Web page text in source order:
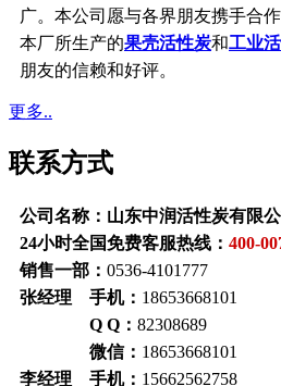
广。本公司愿与各界朋友携手合
本厂所生产的果壳活性炭和工业
朋友的信赖和好评。
更多..
联系方式
公司名称：山东中润活性炭有限公
24小时全国免费客服热线： 400-
销售一部： 0536-4101777
张经理 手机： 18653668101
Q Q： 82308689
微信： 18653668101
李经理 手机： 15662562758